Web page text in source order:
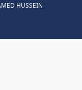
HUSSEIN